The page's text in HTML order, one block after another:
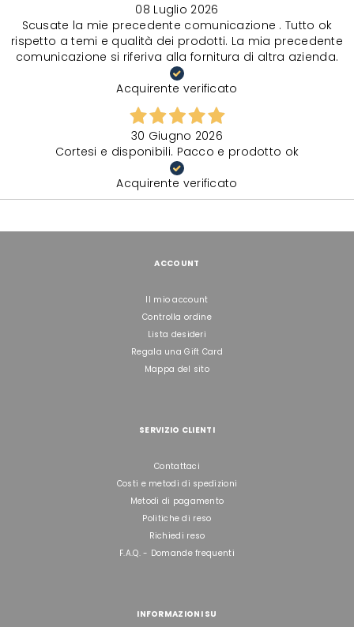
08 Luglio 2026
Scusate la mie precedente comunicazione . Tutto ok
rispetto a temi e qualità dei prodotti. La mia precedente
comunicazione si riferiva alla fornitura di altra azienda.
Acquirente verificato
30 Giugno 2026
Cortesi e disponibili. Pacco e prodotto ok
Acquirente verificato
ACCOUNT
Il mio account
Controlla ordine
Lista desideri
Regala una Gift Card
Mappa del sito
SERVIZIO CLIENTI
Contattaci
Costi e metodi di spedizioni
Metodi di pagamento
Politiche di reso
Richiedi reso
F.A.Q. - Domande frequenti
INFORMAZIONI SU